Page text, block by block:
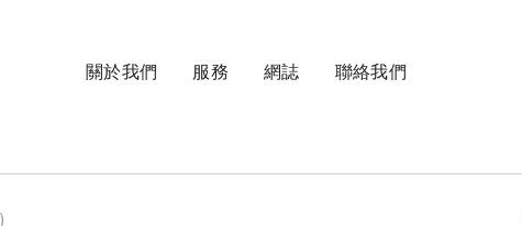
關於我們 服務 網誌 聯絡我們